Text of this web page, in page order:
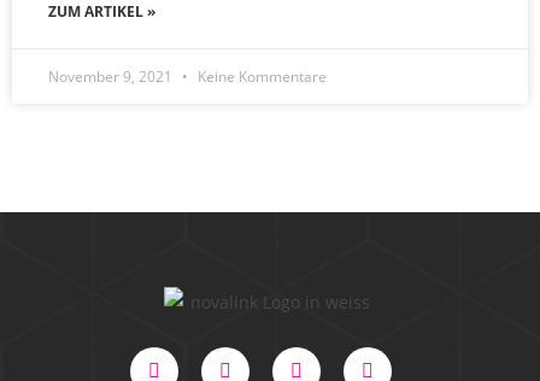
ZUM ARTIKEL »
November 9, 2021 Keine Kommentare